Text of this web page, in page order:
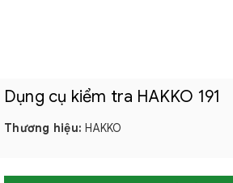
Dụng cụ kiểm tra HAKKO 191
Thương hiệu: HAKKO